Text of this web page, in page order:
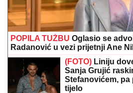
POPILA TUŽBU Oglasio se
Radanović u vezi prijetnji Ane
(FOTO) Liniju
Sanja Grujić
Stefanovićem, pa
tijelo